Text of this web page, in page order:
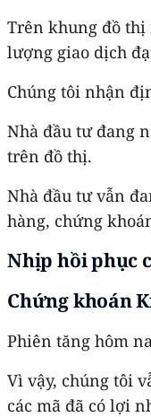
Trên khung đồ thị
lượng giao dịch
Chúng tôi nhận
Nhà đầu tư đang
trên đồ thị.
Nhà đầu tư vẫn
hàng, chứng
Nhịp hồi phục
Chứng khoán
Phiên tăng hôm
Vì vậy, chúng tôi
các mã đã có lợi